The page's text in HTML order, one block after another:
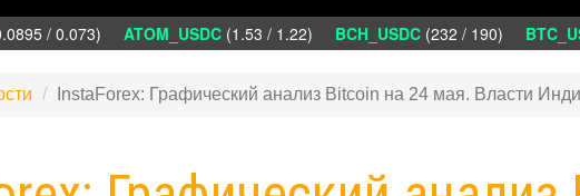
/ 0.073) ATOM_USDC(1.53 / 1.22) BCH_USDC(232 / 190)
InstaForex: Графический анализ Bitcoin на 24 мая. Власти